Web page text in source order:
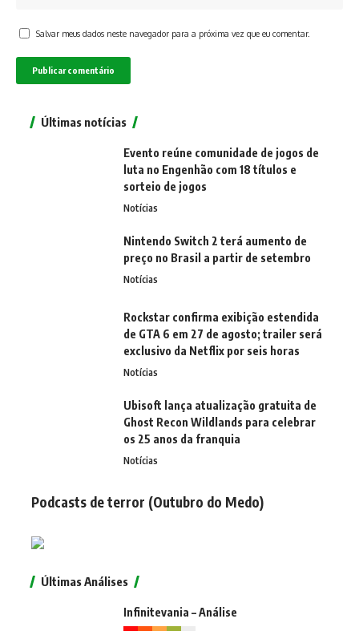
Salvar meus dados neste navegador para a próxima vez que eu comentar.
Últimas notícias
Evento reúne comunidade de jogos de
luta no Engenhão com 18 títulos e
sorteio de jogos
Notícias
Nintendo Switch 2 terá aumento de
preço no Brasil a partir de setembro
Notícias
Rockstar confirma exibição estendida
de GTA 6 em 27 de agosto; trailer será
exclusivo da Netflix por seis horas
Notícias
Ubisoft lança atualização gratuita de
Ghost Recon Wildlands para celebrar
os 25 anos da franquia
Notícias
Podcasts de terror (Outubro do Medo)
Últimas Análises
Infinitevania – Análise